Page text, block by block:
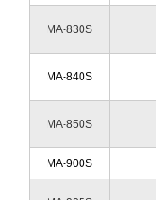
MA-830S
MA-840S
MA-850S
MA-900S